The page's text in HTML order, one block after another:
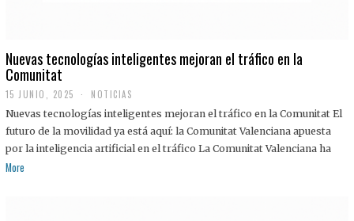
Nuevas tecnologías inteligentes mejoran el tráfico en la
Comunitat
15 JUNIO, 2025 NOTICIAS
Nuevas tecnologías inteligentes mejoran el tráfico en la Comunitat El
futuro de la movilidad ya está aquí: la Comunitat Valenciana apuesta
por la inteligencia artificial en el tráfico La Comunitat Valenciana ha
More